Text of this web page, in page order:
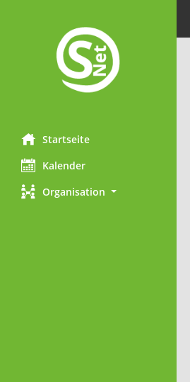
Startseite
Kalender
Organisation